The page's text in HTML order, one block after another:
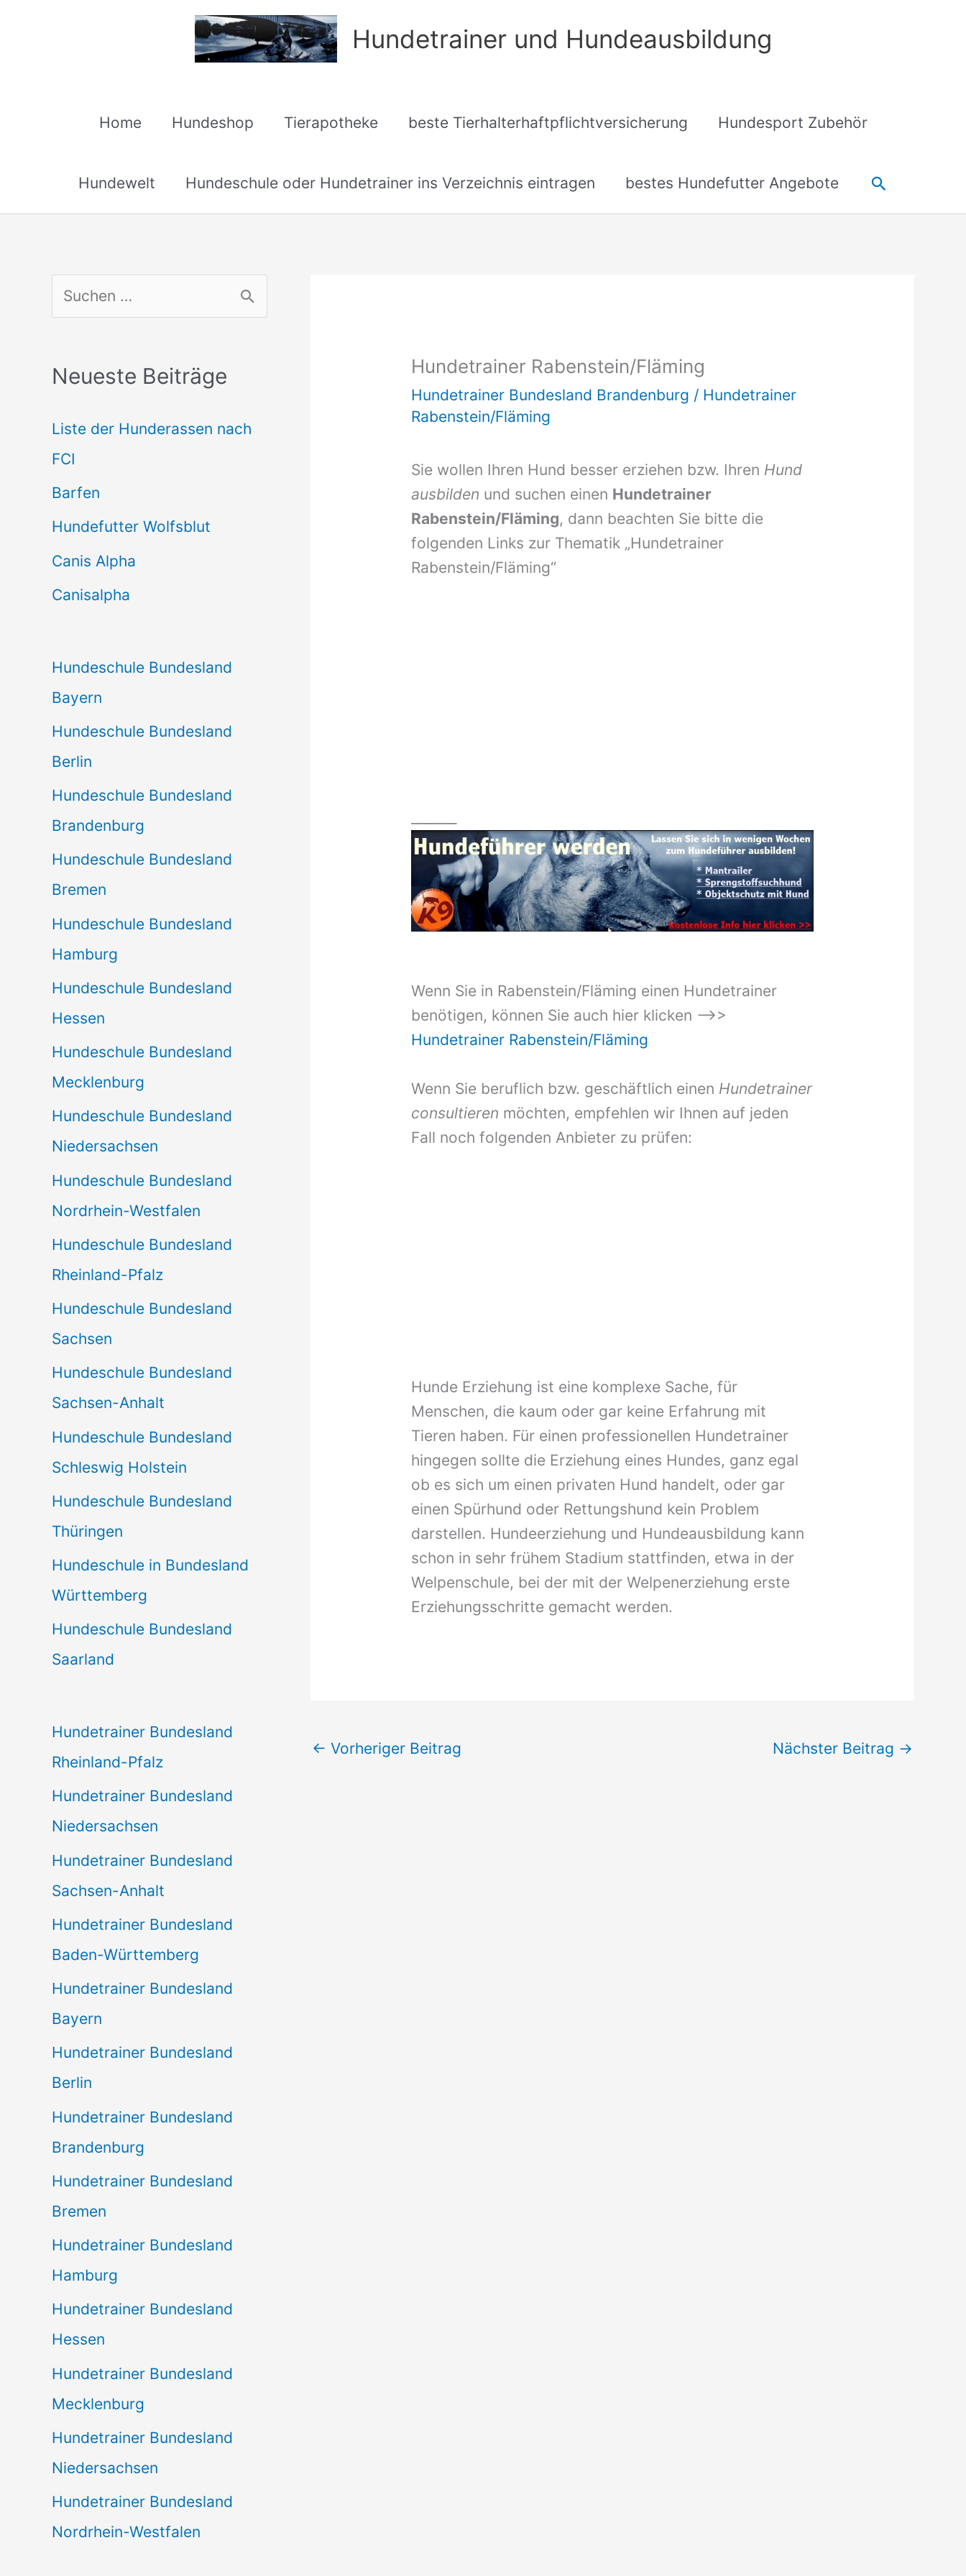
Hundetrainer und Hundeausbildung
Home Hundeshop Tierapotheke beste Tierhalterhaftpflichtversicherung Hundesport Zubehör
Hundewelt Hundeschule oder Hundetrainer ins Verzeichnis eintragen bestes Hundefutter Angebote Suchen
u
h
n
n
a
c
h
:
Neueste Beiträge
Liste der Hunderassen nach
FCI
Barfen
Hundefutter Wolfsblut
Canis Alpha
Canisalpha
Hundeschule Bundesland
Bayern
Hundeschule Bundesland
Berlin
Hundeschule Bundesland
Brandenburg
Hundeschule Bundesland
Bremen
Hundeschule Bundesland
Hamburg
Hundeschule Bundesland
Hessen
Hundeschule Bundesland
Mecklenburg
Hundeschule Bundesland
Niedersachsen
Hundeschule Bundesland
Nordrhein-Westfalen
Hundeschule Bundesland
Rheinland-Pfalz
Hundeschule Bundesland
Sachsen
Hundeschule Bundesland
Sachsen-Anhalt
Hundeschule Bundesland
Schleswig Holstein
Hundeschule Bundesland
Thüringen
Hundeschule in Bundesland
Württemberg
Hundeschule Bundesland
Saarland
Hundetrainer Bundesland
Rheinland-Pfalz
Hundetrainer Bundesland
Niedersachsen
Hundetrainer Bundesland
Sachsen-Anhalt
Hundetrainer Bundesland
Baden-Württemberg
Hundetrainer Bundesland
Bayern
Hundetrainer Bundesland
Berlin
Hundetrainer Bundesland
Brandenburg
Hundetrainer Bundesland
Bremen
Hundetrainer Bundesland
Hamburg
Hundetrainer Bundesland
Hessen
Hundetrainer Bundesland
Mecklenburg
Hundetrainer Bundesland
Niedersachsen
Hundetrainer Bundesland
Nordrhein-Westfalen
Hundetrainer Rabenstein/Fläming
Hundetrainer Bundesland Brandenburg / Hundetrainer
Rabenstein/Fläming
Sie wollen Ihren Hund besser erziehen bzw. Ihren Hund
ausbilden und suchen einen Hundetrainer
Rabenstein/Fläming, dann beachten Sie bitte die
folgenden Links zur Thematik „Hundetrainer
Rabenstein/Fläming“
Wenn Sie in Rabenstein/Fläming einen Hundetrainer
benötigen, können Sie auch hier klicken –>>
Hundetrainer Rabenstein/Fläming
Wenn Sie beruflich bzw. geschäftlich einen Hundetrainer
consultieren möchten, empfehlen wir Ihnen auf jeden
Fall noch folgenden Anbieter zu prüfen:
Hunde Erziehung ist eine komplexe Sache, für
Menschen, die kaum oder gar keine Erfahrung mit
Tieren haben. Für einen professionellen Hundetrainer
hingegen sollte die Erziehung eines Hundes, ganz egal
ob es sich um einen privaten Hund handelt, oder gar
einen Spürhund oder Rettungshund kein Problem
darstellen. Hundeerziehung und Hundeausbildung kann
schon in sehr frühem Stadium stattfinden, etwa in der
Welpenschule, bei der mit der Welpenerziehung erste
Erziehungsschritte gemacht werden.
← Vorheriger Beitrag Nächster Beitrag →